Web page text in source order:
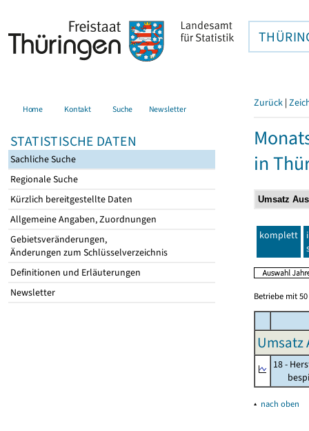
Home Kontakt Suche Newsletter
STATISTISCHE DATEN
Sachliche Suche
Regionale Suche
Kürzlich bereitgestellte Daten
Allgemeine Angaben, Zuordnungen
Gebietsveränderungen,
Änderungen zum Schlüsselverzeichnis
Definitionen und Erläuterungen
Newsletter
Zurück |
in
komplett
Betriebe mit
Umsatz
18 -
▴ nach oben